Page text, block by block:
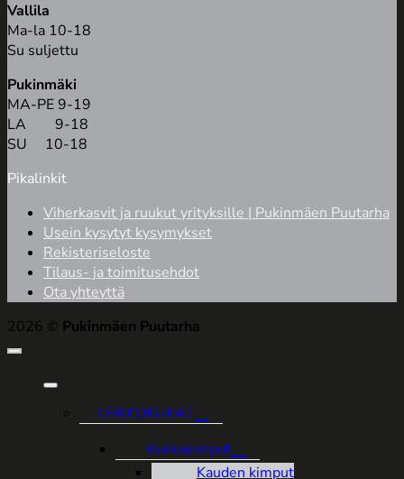
Vallila
Ma-la 10-18
Su suljettu
Pukinmäki
MA-PE 9-19
LA 9-18
SU 10-18
Pikalinkit
Viherkasvit ja ruukut yrityksille | Pukinmäen Puutarha
Usein kysytyt kysymykset
Rekisteriseloste
Tilaus- ja toimitusehdot
Ota yhteyttä
2026 © Pukinmäen Puutarha
LEIKKOKUKAT
Kukkakimput
Kauden kimput